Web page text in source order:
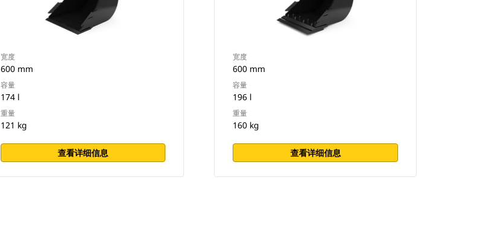
宽度
600 mm
容量
174 l
重量
121 kg
查看详细信息
宽度
600 mm
容量
196 l
重量
160 kg
查看详细信息